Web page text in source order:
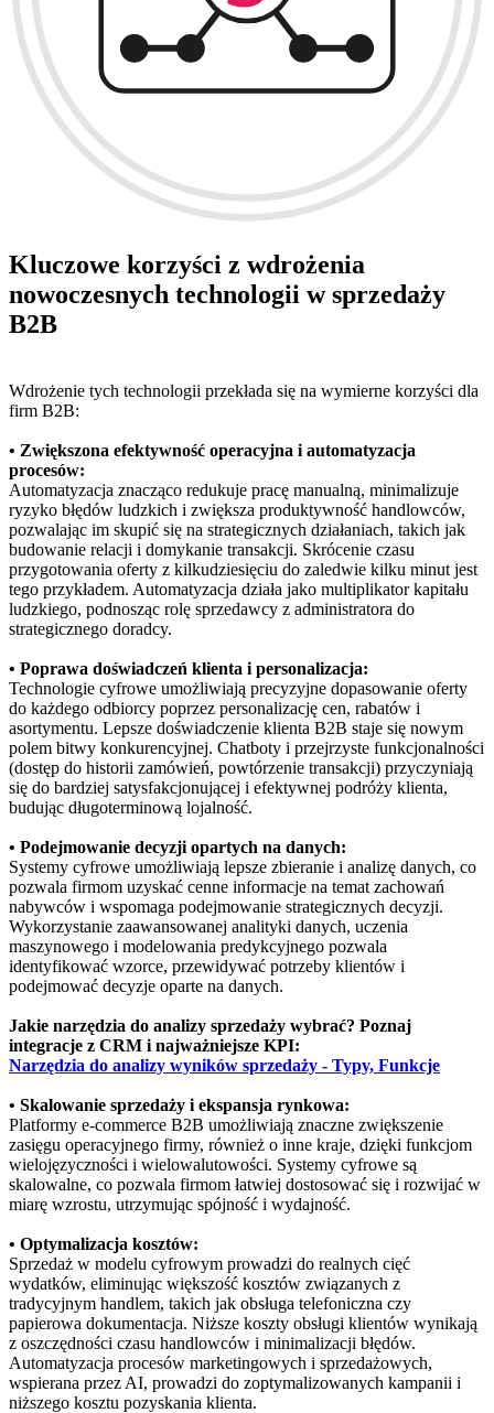
Kluczowe korzyści z wdrożenia
nowoczesnych technologii w sprzedaży
B2B
Wdrożenie tych technologii przekłada się na wymierne korzyści dla
firm B2B:
• Zwiększona efektywność operacyjna i automatyzacja
procesów:
Automatyzacja znacząco redukuje pracę manualną, minimalizuje
ryzyko błędów ludzkich i zwiększa produktywność handlowców,
pozwalając im skupić się na strategicznych działaniach, takich jak
budowanie relacji i domykanie transakcji. Skrócenie czasu
przygotowania oferty z kilkudziesięciu do zaledwie kilku minut jest
tego przykładem. Automatyzacja działa jako multiplikator kapitału
ludzkiego, podnosząc rolę sprzedawcy z administratora do
strategicznego doradcy.
• Poprawa doświadczeń klienta i personalizacja:
Technologie cyfrowe umożliwiają precyzyjne dopasowanie oferty
do każdego odbiorcy poprzez personalizację cen, rabatów i
asortymentu. Lepsze doświadczenie klienta B2B staje się nowym
polem bitwy konkurencyjnej. Chatboty i przejrzyste funkcjonalności
(dostęp do historii zamówień, powtórzenie transakcji) przyczyniają
się do bardziej satysfakcjonującej i efektywnej podróży klienta,
budując długoterminową lojalność.
• Podejmowanie decyzji opartych na danych:
Systemy cyfrowe umożliwiają lepsze zbieranie i analizę danych, co
pozwala firmom uzyskać cenne informacje na temat zachowań
nabywców i wspomaga podejmowanie strategicznych decyzji.
Wykorzystanie zaawansowanej analityki danych, uczenia
maszynowego i modelowania predykcyjnego pozwala
identyfikować wzorce, przewidywać potrzeby klientów i
podejmować decyzje oparte na danych.
Jakie narzędzia do analizy sprzedaży wybrać? Poznaj
integracje z CRM i najważniejsze KPI:
Narzędzia do analizy wyników sprzedaży - Typy, Funkcje
• Skalowanie sprzedaży i ekspansja rynkowa:
Platformy e-commerce B2B umożliwiają znaczne zwiększenie
zasięgu operacyjnego firmy, również o inne kraje, dzięki funkcjom
wielojęzyczności i wielowalutowości. Systemy cyfrowe są
skalowalne, co pozwala firmom łatwiej dostosować się i rozwijać w
miarę wzrostu, utrzymując spójność i wydajność.
• Optymalizacja kosztów:
Sprzedaż w modelu cyfrowym prowadzi do realnych cięć
wydatków, eliminując większość kosztów związanych z
tradycyjnym handlem, takich jak obsługa telefoniczna czy
papierowa dokumentacja. Niższe koszty obsługi klientów wynikają
z oszczędności czasu handlowców i minimalizacji błędów.
Automatyzacja procesów marketingowych i sprzedażowych,
wspierana przez AI, prowadzi do zoptymalizowanych kampanii i
niższego kosztu pozyskania klienta.